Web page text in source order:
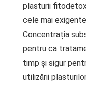
plasturii
cele mai
Concentrația
pentru ca
timp și sigur
utilizării